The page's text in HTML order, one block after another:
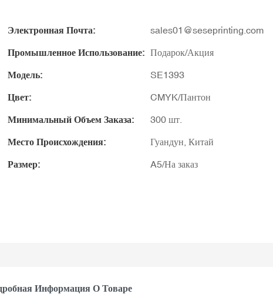
Электронная Почта: sales01@seseprinting.com
Промышленное Использование: Подарок/Акция
Модель: SE1393
Цвет: CMYK/Пантон
Минимальный Объем Заказа: 300 шт.
Место Происхождения: Гуандун, Китай
Размер: A5/На заказ
Информация О Товаре